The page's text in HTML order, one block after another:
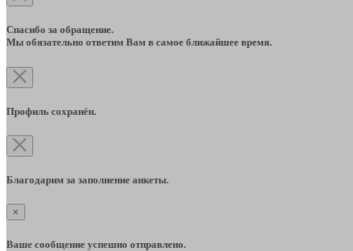
Спасибо за обращение.
Мы обязательно ответим Вам в самое ближайшее время.
Профиль сохранён.
Благодарим за заполнение анкеты.
×
Ваше сообщение успешно отправлено.